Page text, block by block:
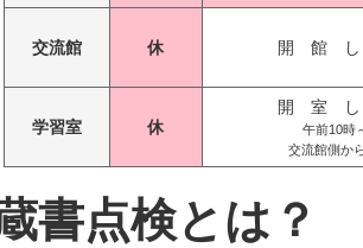
交流館 休 開 館
学習室 休
開 室
午前10時
交流館側か
書点検とは？